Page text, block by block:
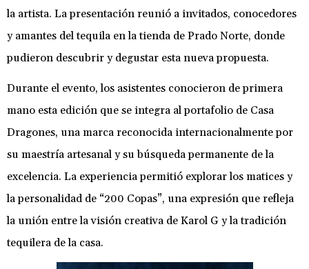
la artista. La presentación reunió a invitados, conocedores
y amantes del tequila en la tienda de Prado Norte, donde
pudieron descubrir y degustar esta nueva propuesta.
Durante el evento, los asistentes conocieron de primera
mano esta edición que se integra al portafolio de Casa
Dragones, una marca reconocida internacionalmente por
su maestría artesanal y su búsqueda permanente de la
excelencia. La experiencia permitió explorar los matices y
la personalidad de “200 Copas”, una expresión que refleja
la unión entre la visión creativa de Karol G y la tradición
tequilera de la casa.